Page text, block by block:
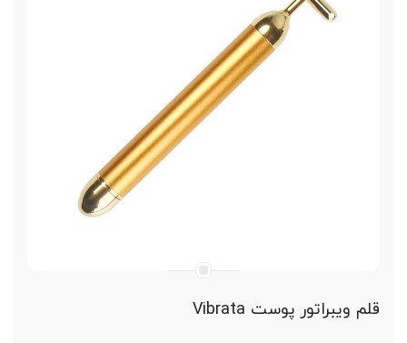
ولتاژکار دستگاه DC12V 3A ولت مستقیم
پاکسازی ایمن پوست صورت
قلم ویبراتور پوست Vibrata